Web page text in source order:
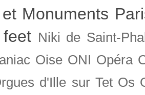
Monuments
Niki de Saint-
Oise ONI Opéra
d'Ille sur Tet Os